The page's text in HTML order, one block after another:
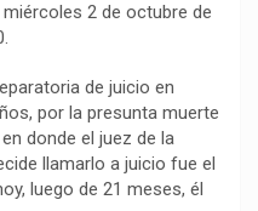
2 de octubre de
de juicio en
por la presunta muerte
donde el juez de la
llamarlo a juicio fue el
luego de 21 meses, él